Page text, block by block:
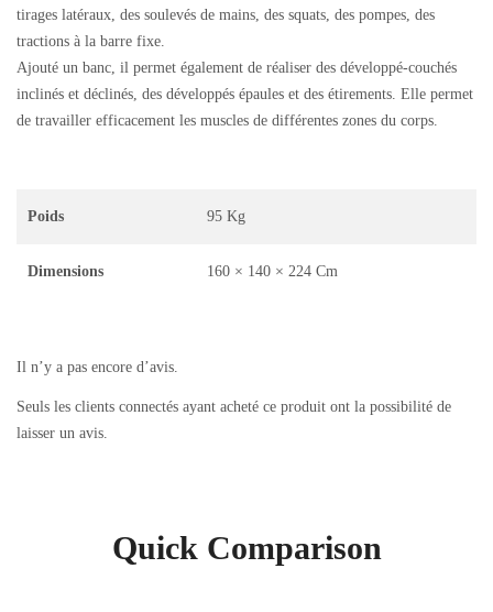
tirages latéraux, des soulevés de mains, des squats, des pompes, des
tractions à la barre fixe.
Ajouté un banc, il permet également de réaliser des développé-couchés
inclinés et déclinés, des développés épaules et des étirements. Elle permet
de travailler efficacement les muscles de différentes zones du corps.
Poids 95 Kg
Dimensions 160 × 140 × 224 Cm
Il n’y a pas encore d’avis.
Seuls les clients connectés ayant acheté ce produit ont la possibilité de
laisser un avis.
Quick Comparison